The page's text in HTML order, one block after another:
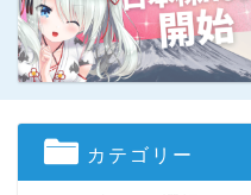
カテゴリー